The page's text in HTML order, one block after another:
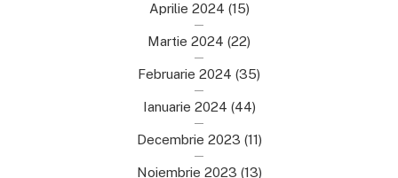
Aprilie 2024 (15)
Martie 2024 (22)
Februarie 2024 (35)
Ianuarie 2024 (44)
Decembrie 2023 (11)
Noiembrie 2023 (13)